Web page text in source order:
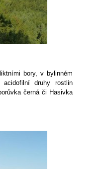
bory, v bylinném
acidofilní druhy rostlin
černá či Hasivka